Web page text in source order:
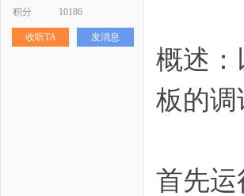
积分
10186
收听TA 发消息
概述：
板的调
首先运